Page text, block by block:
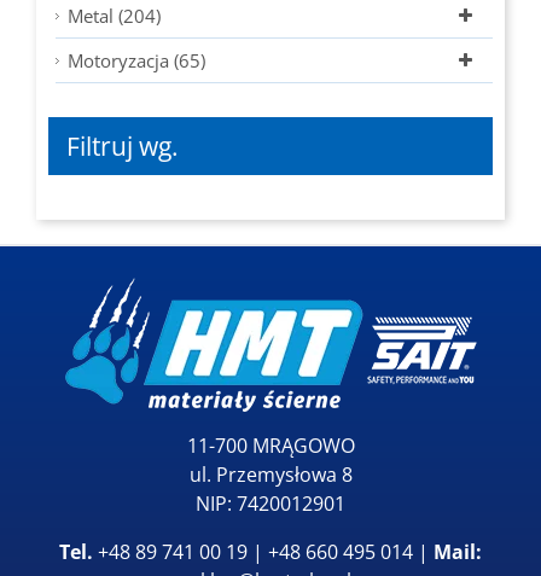
Metal (204)
Motoryzacja (65)
Filtruj wg.
11-700 MRĄGOWO
ul. Przemysłowa 8
NIP: 7420012901
Tel. +48 89 741 00 19 | +48 660 495 014 | Mail: